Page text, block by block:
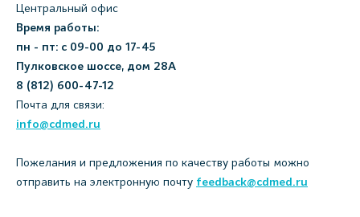
Центральный офис
Время работы:
пн - пт: с 09-00 до 17-45
Пулковское шоссе, дом 28А
8 (812) 600-47-12
Почта для связи:
info@cdmed.ru
Пожелания и предложения по качеству работы можно
отправить на электронную почту feedback@cdmed.ru